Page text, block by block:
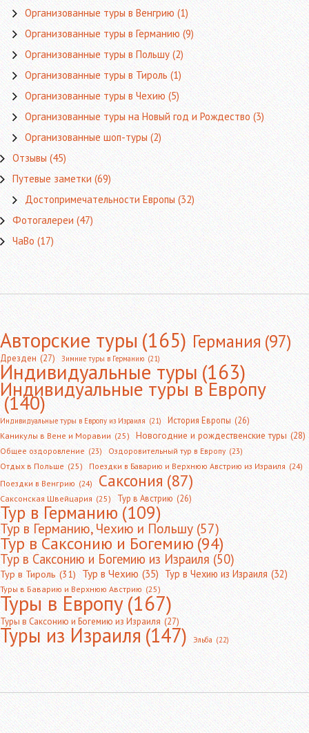
Организованные туры в Венгрию(1)
Организованные туры в Германию(9)
Организованные туры в Польшу(2)
Организованные туры в Тироль(1)
Организованные туры в Чехию (5)
Организованные туры на Новый год и Рождество(3)
Организованные шоп-туры(2)
Отзывы(45)
Путевые заметки(69)
Достопримечательности Европы(32)
Фотогалереи(47)
ЧаВо(17)
Авторские туры(165) Германия(97)
Дрезден (27) Зимние туры в Германию (21)
Индивидуальные туры(163)
Индивидуальные туры в Европу
(140)
Индивидуальные туры в Европу из Израиля (21) История Европы (26)
Каникулы в Вене и Моравии (25) Новогодние и рождественские туры (28)
Общее оздоровление (23) Оздоровительный тур в Европу (23)
Отдых в Польше (25) Поездки в Баварию и Верхнюю Австрию из Израиля (24)
Поездки в Венгрию (24) Саксония(87)
Саксонская Швейцария (25) Тур в Австрию (26)
Тур в Германию(109)
Тур в Германию, Чехию и Польшу (57)
Тур в Саксонию и Богемию(94)
Тур в Саксонию и Богемию из Израиля (50)
Тур в Тироль (31) Тур в Чехию (35) Тур в Чехию из Израиля (32)
Туры в Баварию и Верхнюю Австрию (25)
Туры в Европу(167)
Туры в Саксонию и Богемию из Израиля (27)
Туры из Израиля(147) Эльба (22)